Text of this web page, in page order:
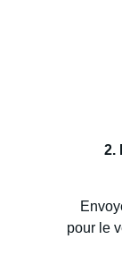
2.
pour le